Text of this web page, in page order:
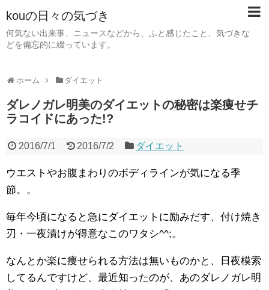
kouの日々の気づき
何気ない出来事、ニュースなどから、ふと感じたこと、気づきな
どを備忘的に綴っています。
ホーム ダイエット
ダレノガレ明美のダイエットの秘密は楽痩せチ
ラコイドにあった!?
2016/7/1 2016/7/2 ダイエット
ウエストやお腹まわりのボディラインが気になる季
節。。
毎年今頃になると急にダイエットに励みだす、付け焼き
刃・一夜漬けが得意なこのワタシ^^;。
なんとか楽に痩せられる方法は無いものかと、日夜模索
してるんですけど、最近知ったのが、あのダレノガレ明